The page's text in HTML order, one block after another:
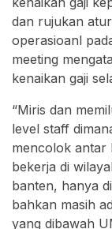
dan rujukan
operasioanl
meeting
kenaikan gaji
“Miris dan
level staff
mencolok antar
bekerja di
banten, hanya
bahkan masih
yang dibawah